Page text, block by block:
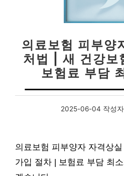
의료보험 피부양
처법 | 새 건강보
보험료 부담
2025-06-04 작성
의료보험 피부양자 자격상
가입 절차 | 보험료 부담 최